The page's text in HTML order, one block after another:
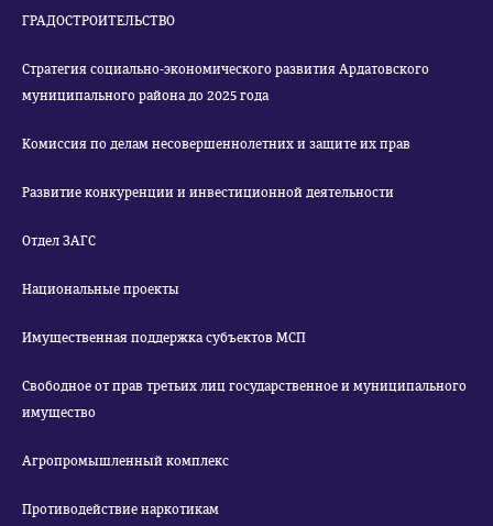
ГРАДОСТРОИТЕЛЬСТВО
Стратегия социально-экономического развития Ардатовского
муниципального района до 2025 года
Комиссия по делам несовершеннолетних и защите их прав
Развитие конкуренции и инвестиционной деятельности
Отдел ЗАГС
Национальные проекты
Имущественная поддержка субъектов МСП
Свободное от прав третьих лиц государственное и муниципального
имущество
Агропромышленный комплекс
Противодействие наркотикам